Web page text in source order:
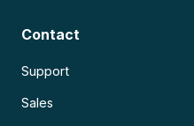
Contact
Support
Sales